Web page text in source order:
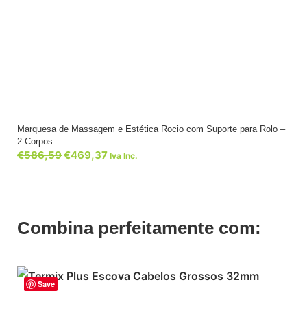
Marquesa de Massagem e Estética Rocio com Suporte para Rolo –
2 Corpos
€586,59€469,37 Iva Inc.
Combina perfeitamente com:
Save